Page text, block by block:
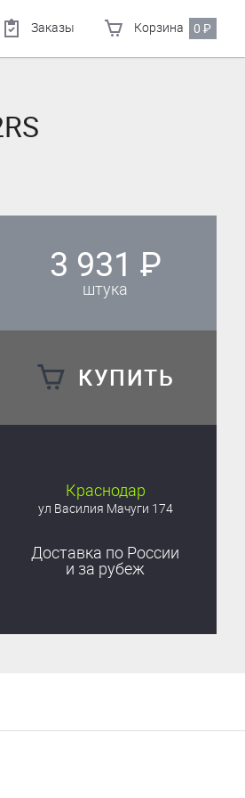
Заказы Корзина 0₽
3 931 ₽
штука
КУПИТЬ
Краснодар
ул Василия Мачуги 174
Доставка по России
и за рубеж